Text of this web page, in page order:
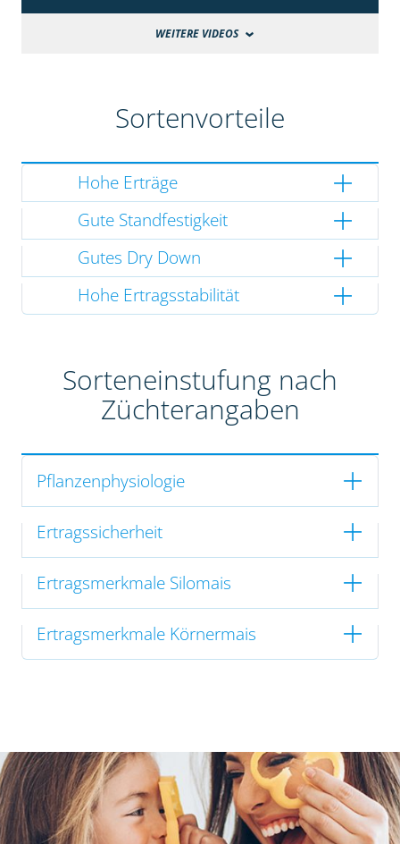
WEITERE VIDEOS
Sortenvorteile
Hohe Erträge
Gute Standfestigkeit
Gutes Dry Down
Hohe Ertragsstabilität
Sorteneinstufung nach
Züchterangaben
Pflanzenphysiologie
Ertragssicherheit
Ertragsmerkmale Silomais
Ertragsmerkmale Körnermais